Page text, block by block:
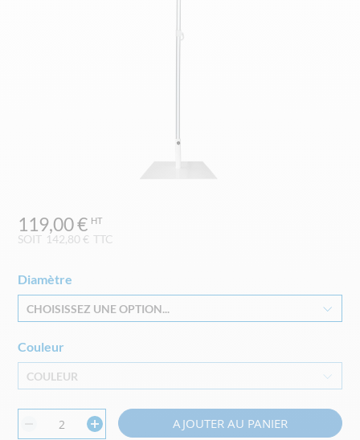
SOIT 142,80 € TTC
119,00 €
Diamètre
CHOISISSEZ UNE OPTION...
Couleur
COULEUR
AJOUTER AU PANIER
to
the
the
gallery